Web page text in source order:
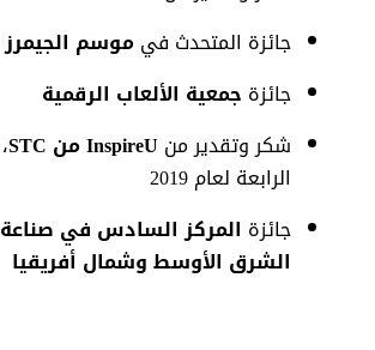
جائزة المتحدث فيموسم الجيمرز
جائزة جمعية الألعاب الرقمية
شكروتقديرمن InspireUمن ،
الرابعة لعام
جائزة المركز السادس في صناعة
الشرق الأوسطوشمال أفريقيا